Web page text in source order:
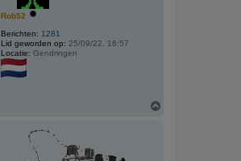
Rob52
Berichten: 1281
Lid geworden op: 25/09/22, 16:57
Locatie: Gendringen